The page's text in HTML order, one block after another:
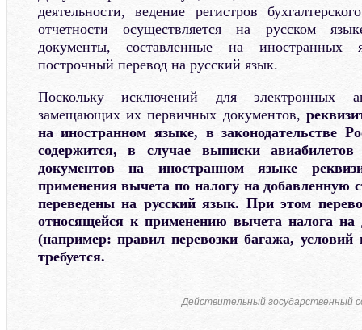
деятельности, ведение регистров
отчетности осуществляется на русском
документы, составленные на иностранных
построчный перевод на русский язык.
Поскольку исключений для электронных
замещающих их первичных документов,
на иностранном языке, в законодательстве
содержится, в случае выписки
документов на иностранном языке
применения вычета по налогу на добавленную
переведены на русский язык. При этом
относящейся к применению вычета налога на
(например: правил перевозки багажа,
требуется.
Действительный государственный